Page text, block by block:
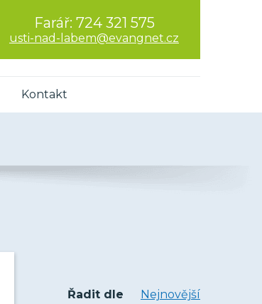
Farář: 724 321 575
usti-nad-labem@evangnet.cz
Kontakt
Řadit dle
Nejnovější